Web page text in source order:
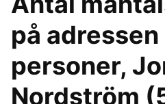
på adressen
personer,
Nordström